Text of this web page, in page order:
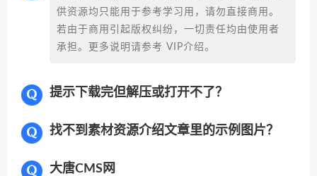
供资源均只能用于参考学习用，请勿直接商用。
若由于商用引起版权纠纷，一切责任均由使用者
承担。更多说明请参考 VIP介绍。
提示下载完但解压或打开不了？
找不到素材资源介绍文章里的示例图片？
大唐CMS网